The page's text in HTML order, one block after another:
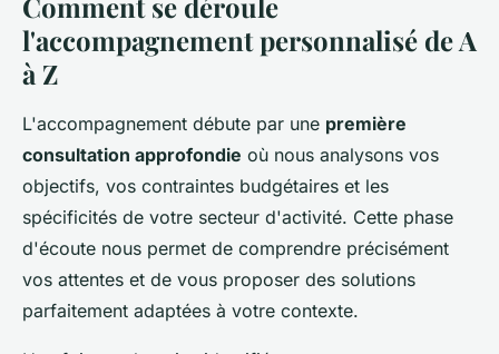
l'accompagnement personnalisé de A
à Z
L'accompagnement débute par une première
consultation approfondie où nous analysons vos
objectifs, vos contraintes budgétaires et les
spécificités de votre secteur d'activité. Cette phase
d'écoute nous permet de comprendre précisément
vos attentes et de vous proposer des solutions
parfaitement adaptées à votre contexte.